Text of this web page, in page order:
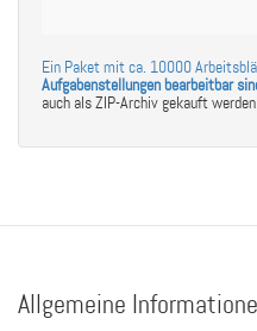
Ein Paket mit ca. 10000
Aufgabenstellungen bearbeitbar
auch als ZIP-Archiv gekauft werden.
Allgemeine